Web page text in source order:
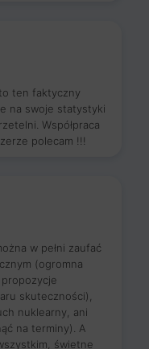
ten faktyczny
na swoje statystyki
Współpraca
polecam !!!
w pełni zaufać
(ogromna
skuteczności),
nuklearny, ani
na terminy). A
świetne